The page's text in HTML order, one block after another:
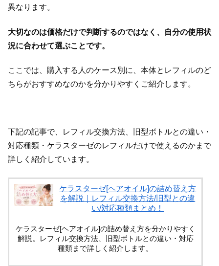
異なります。
大切なのは価格だけで判断するのではなく、自分の使用状
況に合わせて選ぶことです。
ここでは、購入する人のケース別に、本体とレフィルのど
ちらがおすすめなのかを分かりやすくご紹介します。
下記の記事で、レフィル交換方法、旧型ボトルとの違い・
対応種類・ケラスターゼのレフィルだけで使えるのかまで
詳しく紹介しています。
ケラスターゼ[ヘアオイル]の詰め替え方
を解説｜レフィル交換方法/旧型との違
い/対応種類まとめ！
ケラスターゼ[ヘアオイル]の詰め替え方を分かりやすく
解説。レフィル交換方法、旧型ボトルとの違い・対応
種類まで詳しく紹介します。